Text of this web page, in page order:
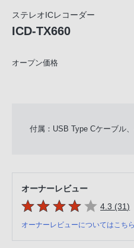
ステレオICレコーダー
ICD-TX660
オープン価格
付属：USB Type Cケーブル
オーナーレビュー
5つの星
4.3 (31)
オーナーレビューについてはこちら